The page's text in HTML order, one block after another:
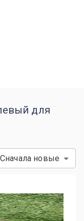
для
Сначала новые